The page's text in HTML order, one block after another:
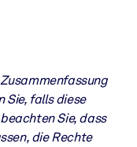
Sie, falls diese
Sie, dass
die Rechte